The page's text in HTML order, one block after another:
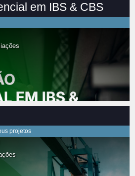
em IBS & CBS
projetos